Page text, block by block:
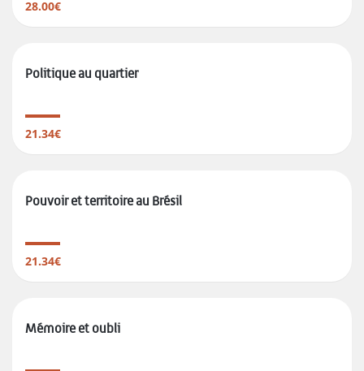
28.00€
Politique au quartier
21.34€
Pouvoir et territoire au Brésil
21.34€
Mémoire et oubli